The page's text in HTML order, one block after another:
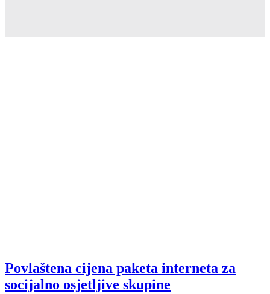
Povlaštena cijena paketa interneta za
socijalno osjetljive skupine